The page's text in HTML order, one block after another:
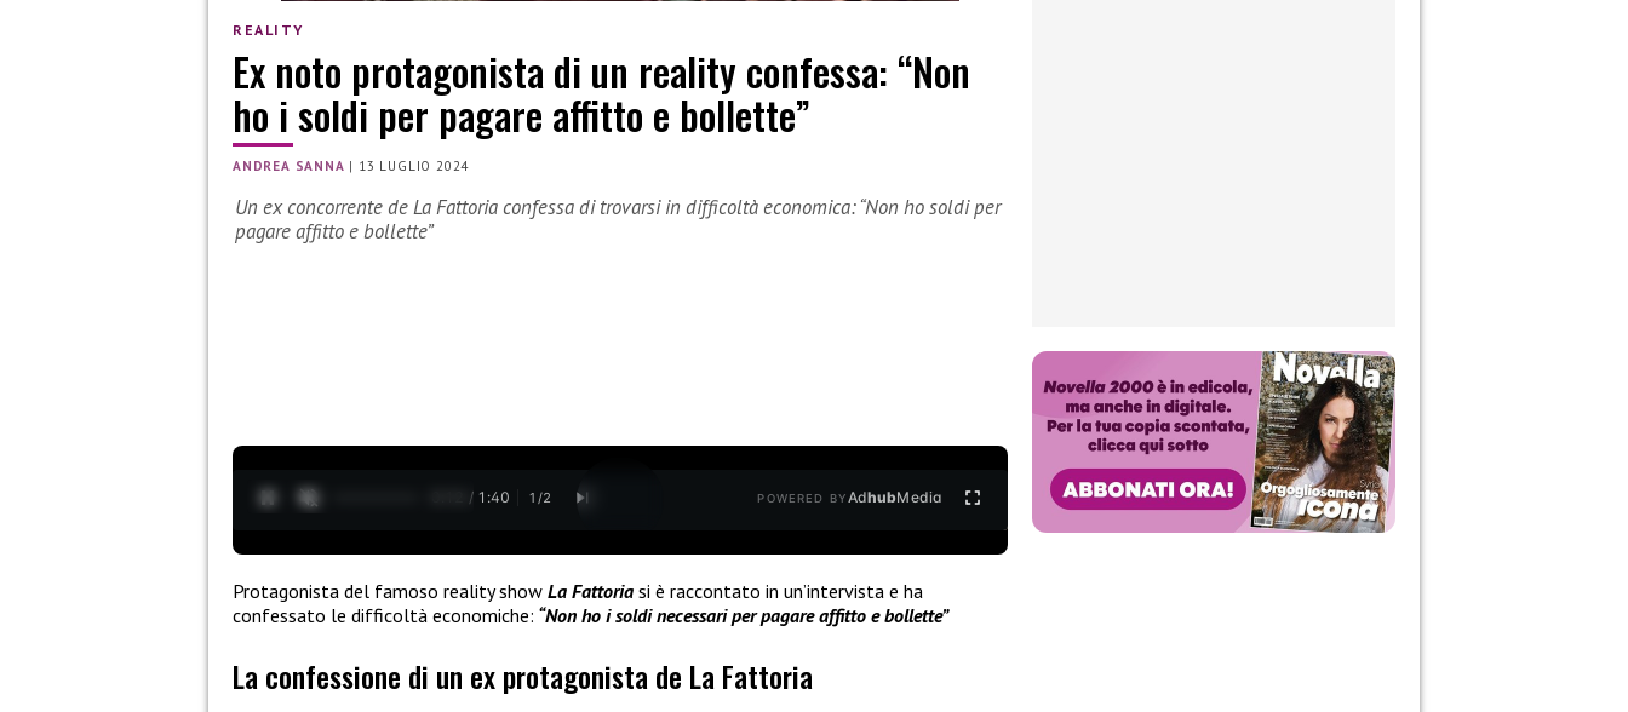
REALITY
Ex noto protagonista di un reality confessa: “Non
ho i soldi per pagare affitto e bollette”
ANDREA SANNA | 13 LUGLIO 2024
Un ex concorrente de La Fattoria confessa di trovarsi in difficoltà economica: “Non ho soldi per
pagare affitto e bollette”
0:13 / 1:40 1 /2 POWERED BYAdhubMedia
Protagonista del famoso reality show La Fattoria si è raccontato in un’intervista e ha
confessato le difficoltà economiche: “Non ho i soldi necessari per pagare affitto e bollette”
La confessione di un ex protagonista de La Fattoria